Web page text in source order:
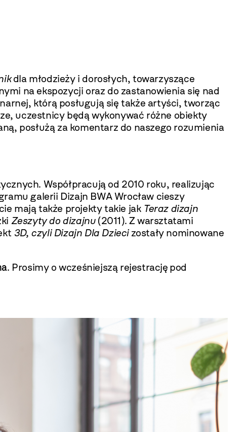
dla młodzieży i dorosłych, towarzyszące
na ekspozycji oraz do zastanowienia się nad
którą posługują się także artyści, tworząc
uczestnicy będą wykonywać różne obiekty
posłużą za komentarz do naszego rozumienia
Współpracują od 2010 roku, realizując
galerii Dizajn BWA Wrocław cieszy
mają także projekty takie jak Teraz dizajn
Zeszyty do dizajnu(2011). Z warsztatami
3D, czyli Dizajn Dla Dziecizostały nominowane
. Prosimy o wcześniejszą rejestrację pod